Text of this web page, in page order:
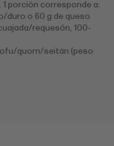
porción corresponde a:
duro o 60 g de queso
requesón, 100-
quorn/seitán (peso